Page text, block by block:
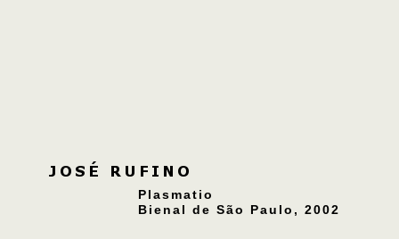
Plasmatio
Bienal de São Paulo, 2002